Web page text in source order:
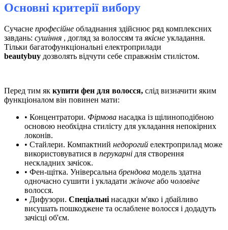
Основні критерії вибору
Сучасне професійне обладнання здійснює ряд комплексних
завдань: сушіння , догляд за волоссям таякісне укладання.
Тільки багатофункціональні електроприлади
beautybuy дозволять відчути себе справжнім стилістом.
Перед тим як купити фен для волосся, слід визначити яким
функціоналом він повинен мати:
• Концентратори. Фірмова насадка із щілиноподібною
основою необхідна стилісту для укладання непокірних
локонів.
• Стайлери. Компактний недорогий електроприлад може
використовуватися в перукарні для створення
нескладних зачісок.
• Фен-щітка. Універсальна брендова модель здатна
одночасно сушити і укладати жіноче або чоловіче
волосся.
• Дифузори. Спеціальнінасадки м'яко і дбайливо
висушать пошкоджене та ослаблене волосся і додадуть
зачісці об'єм.